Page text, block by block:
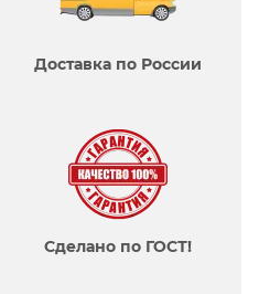
Доставка по России
Сделано по ГОСТ!